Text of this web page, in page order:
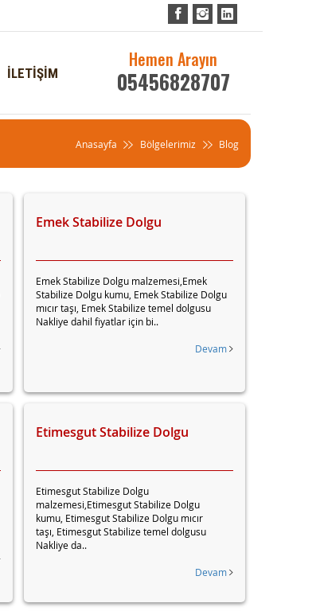
İLETİŞİM
Hemen Arayın
05456828707
Anasayfa Bölgelerimiz Blog
Emek Stabilize Dolgu
Emek Stabilize Dolgu malzemesi,Emek
Stabilize Dolgu kumu, Emek Stabilize Dolgu
mıcır taşı, Emek Stabilize temel dolgusu
Nakliye dahil fiyatlar için bi..
Devam
Etimesgut Stabilize Dolgu
Etimesgut Stabilize Dolgu
malzemesi,Etimesgut Stabilize Dolgu
kumu, Etimesgut Stabilize Dolgu mıcır
taşı, Etimesgut Stabilize temel dolgusu
Nakliye da..
Devam